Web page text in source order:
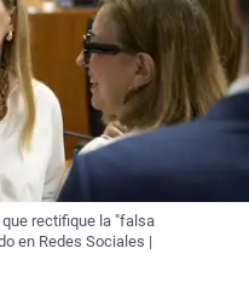
que rectifique la "falsa
en Redes Sociales |